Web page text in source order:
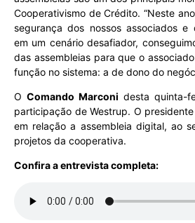
Cooperativismo de Crédito. “Neste
segurança dos nossos associados e
em um cenário desafiador,
das assembleias para que o
função no sistema: a de dono do
O Comando Marconi desta quinta-
participação de Westrup. O
em relação a assembleia digital, ao
projetos da cooperativa.
Confira a entrevista completa: